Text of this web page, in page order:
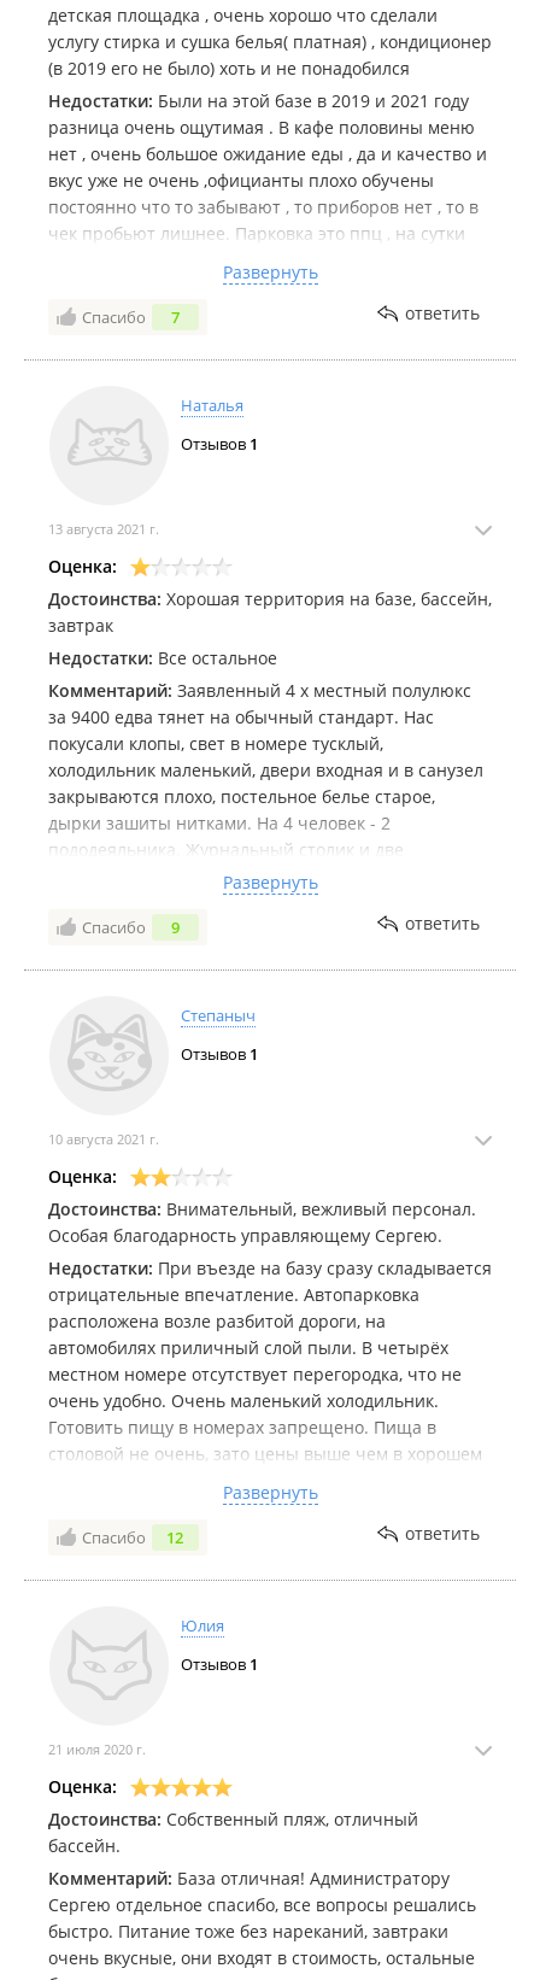
детская площадка , очень хорошо что сделали
услугу стирка и сушка белья( платная) , кондиционер
(в 2019 его не было) хоть и не понадобился
Недостатки: Были на этой базе в 2019 и 2021 году
разница очень ощутимая . В кафе половины меню
нет , очень большое ожидание еды , да и качество и
вкус уже не очень ,официанты плохо обучены
постоянно что то забывают , то приборов нет , то в
чек пробьют лишнее. Парковка это ппц , на сутки
видно какого она цвета . Пляж такой, что купаться
просто невозможно , одни водоросли , первый день
Душевая кабина уже накладом дышит , дверь плохо
наш номер заказывал сапборт в аренду , кто это не
выяснили ,но деньги хотели взять с нас
завтрака т.к. в течении дня были на других пляжах
Развернуть
Спасибо 7 ответить
Наталья
Отзывов 1
13 августа 2021 г.
Оценка:
Достоинства: Хорошая территория на базе, бассейн,
завтрак
Недостатки: Все остальное
Комментарий: Заявленный 4 х местный полулюкс
за 9400 едва тянет на обычный стандарт. Нас
покусали клопы, свет в номере тусклый,
холодильник маленький, двери входная и в санузел
закрываются плохо, постельное белье старое,
дырки зашиты нитками. На 4 человек - 2
пододеяльника. Журнальный столик и две
табуретки, ешьте как хотите. Из посуды чайные
кружки и блюдца, как будто отдыхающие чай
приехали пить. В санузле большинство крючков
плохо ловит инет, любой. Слышимость на 5+. Пляж
достойный, но море мелкое и все в водорослях.
Ездили купаться в другое место. В кафе очень
жарко, долгая подача блюд
Развернуть
Спасибо 9 ответить
Степаныч
Отзывов 1
10 августа 2021 г.
Оценка:
Достоинства: Внимательный, вежливый персонал.
Особая благодарность управляющему Сергею.
Недостатки: При въезде на базу сразу складывается
отрицательные впечатление. Автопарковка
расположена возле разбитой дороги, на
автомобилях приличный слой пыли. В четырёх
местном номере отсутствует перегородка, что не
очень удобно. Очень маленький холодильник.
Готовить пищу в номерах запрещено. Пища в
столовой не очень, зато цены выше чем в хорошем
начал стрелять, запускать пиротехнику. Гости
проснулись, дети расплакались. Это большой минус
купаться невозможно, очень мелко, везде
15000руб. в сутки, за что? где такое видано.
Рекламируют красиво, а по факту совсем не то.
Больше на эту базу никогда не поеду.
Развернуть
Спасибо 12 ответить
Юлия
Отзывов 1
21 июля 2020 г.
Оценка:
Достоинства: Собственный пляж, отличный
бассейн.
Комментарий: База отличная! Администратору
Сергею отдельное спасибо, все вопросы решались
быстро. Питание тоже без нареканий, завтраки
очень вкусные, они входят в стоимость, остальные